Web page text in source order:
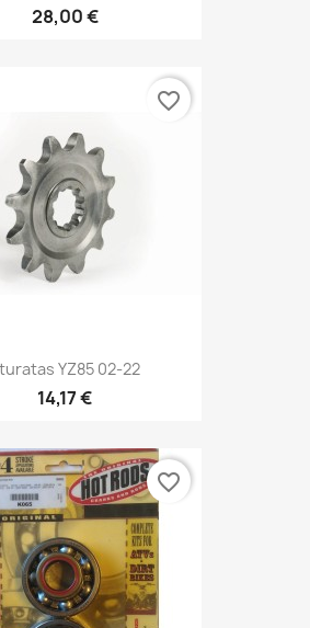
28,00 €
YZ85 02-22
14,17 €
favorite_border
favorite_border